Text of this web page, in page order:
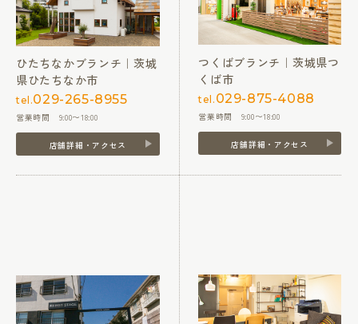
ひたちなかブランチ｜茨城
県ひたちなか市
tel.029-265-8955
営業時間 9:00〜18:00
店舗詳細・アクセス
つくばブランチ｜茨城県つ
くば市
tel. 029-875-4088
営業時間 9:00〜18:00
店舗詳細・アクセス